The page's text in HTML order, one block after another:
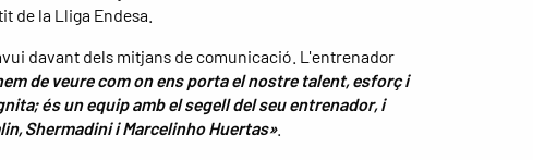
de la Lliga Endesa.
davant dels mitjans de comunicació. L'entrenador
de veure com on ens porta el nostre talent, esforç i
és un equip amb el segell del seu entrenador, i
Shermadini i Marcelinho Huertas».